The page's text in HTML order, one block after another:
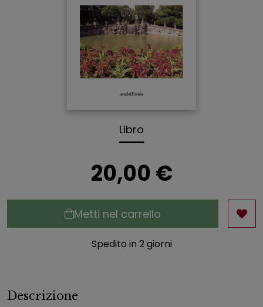
Libro
20,00 €
Metti nel carrello
Spedito in 2 giorni
Descrizione